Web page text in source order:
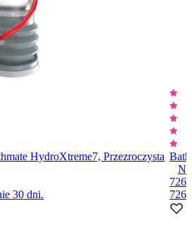
HydroXtreme7, Przezroczysta
30 dni.
726
726